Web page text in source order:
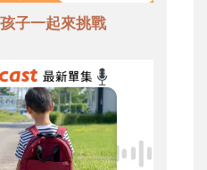
子一起來挑戰